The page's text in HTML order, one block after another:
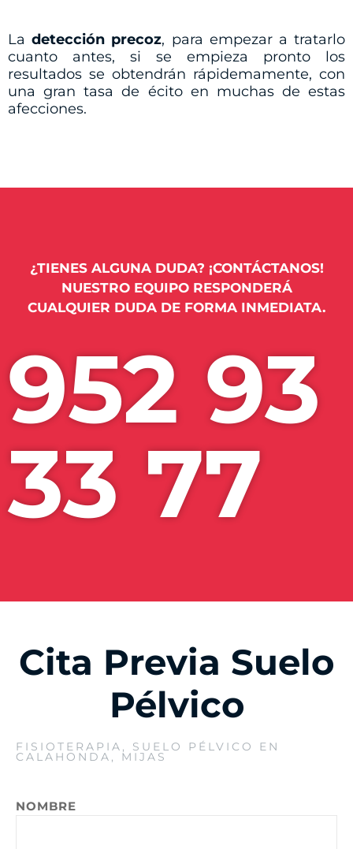
Ladetección precoz, para empezar a tratarlo
cuanto antes, si se empieza pronto los
resultados se obtendrán rápidemamente, con
una gran tasa de écito en muchas de estas
afecciones.
¿TIENES ALGUNA DUDA? ¡CONTÁCTANOS!
NUESTRO EQUIPO RESPONDERÁ
CUALQUIER DUDA DE FORMA INMEDIATA.
952 93
33 77
Cita Previa Suelo
Pélvico
FISIOTERAPIA, SUELO PÉLVICO EN
CALAHONDA, MIJAS
NOMBRE